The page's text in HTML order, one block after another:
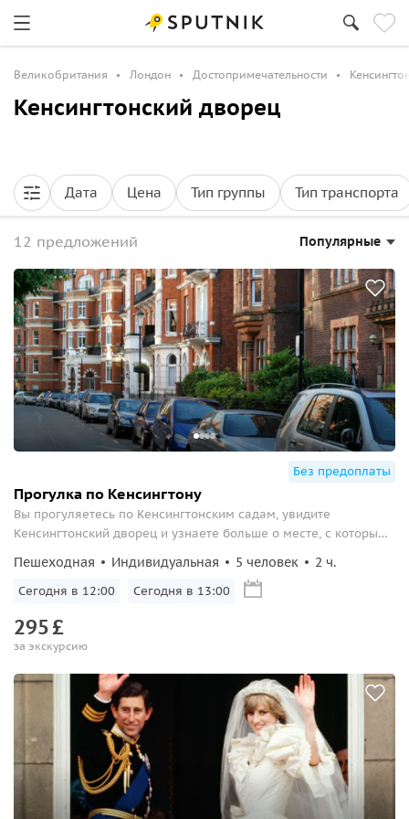
Великобритания Лондон Достопримечательности
Кенсингтонский дворец
Дата Цена Тип группы Тип транспорта
12 предложений Популярные
Без предоплаты
Прогулка по Кенсингтону
Вы прогуляетесь по Кенсингтонским садам, увидите
Кенсингтонский дворец и узнаете больше о месте, с которым
Пешеходная Индивидуальная 5 человек 2 ч.
Сегодня в 12:00 Сегодня в 13:00
295£
за экскурсию